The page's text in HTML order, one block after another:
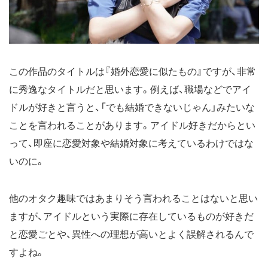
この作品のタイトルは『婚外恋愛に似たもの』ですが、非常
に秀逸なタイトルだと思います。例えば、職場などでアイ
ドルが好きと言うと、「でも結婚できないじゃん」みたいな
ことを言われることがあります。アイドル好きだからとい
って、即座に恋愛対象や結婚対象に考えているわけではな
いのに。
他のオタク趣味ではあまりそう言われることはないと思い
ますが、アイドルという実際に存在しているものが好きだ
と恋愛ごとや、異性への理想が高いとよく誤解されるんで
すよね。